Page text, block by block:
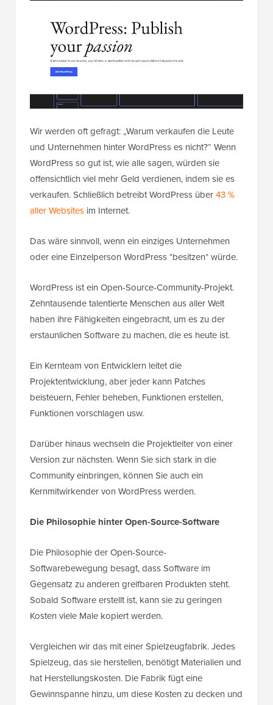
Wir werden oft gefragt: „Warum verkaufen die Leute
und Unternehmen hinter WordPress es nicht?“ Wenn
WordPress so gut ist, wie alle sagen, würden sie
offensichtlich viel mehr Geld verdienen, indem sie es
verkaufen. Schließlich betreibt WordPress über43 %
aller Websites im Internet.
Das wäre sinnvoll, wenn ein einziges Unternehmen
oder eine Einzelperson WordPress *besitzen* würde.
WordPress ist ein Open-Source-Community-Projekt.
Zehntausende talentierte Menschen aus aller Welt
haben ihre Fähigkeiten eingebracht, um es zu der
erstaunlichen Software zu machen, die es heute ist.
Ein Kernteam von Entwicklern leitet die
Projektentwicklung, aber jeder kann Patches
beisteuern, Fehler beheben, Funktionen erstellen,
Funktionen vorschlagen usw.
Darüber hinaus wechseln die Projektleiter von einer
Version zur nächsten. Wenn Sie sich stark in die
Community einbringen, können Sie auch ein
Kernmitwirkender von WordPress werden.
Die Philosophie hinter Open-Source-Software
Die Philosophie der Open-Source-
Softwarebewegung besagt, dass Software im
Gegensatz zu anderen greifbaren Produkten steht.
Sobald Software erstellt ist, kann sie zu geringen
Kosten viele Male kopiert werden.
Vergleichen wir das mit einer Spielzeugfabrik. Jedes
Spielzeug, das sie herstellen, benötigt Materialien und
hat Herstellungskosten. Die Fabrik fügt eine
Gewinnspanne hinzu, um diese Kosten zu decken und